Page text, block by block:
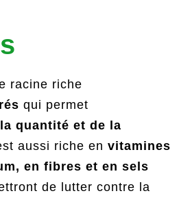
racine riche
qui permet
quantité et de la
aussi riche en vitamines
en fibres et en sels
de lutter contre la